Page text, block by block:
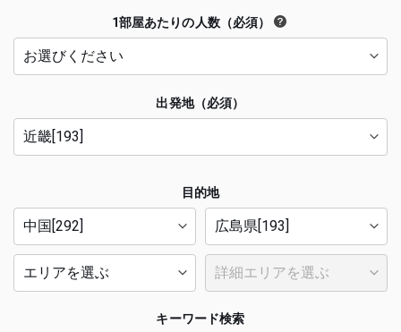
出発地（必須）
1部屋あたりの人数（必須）
目的地
キーワード検索